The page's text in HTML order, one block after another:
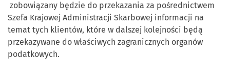
zobowiązany będzie do przekazania za pośrednictwem
Szefa Krajowej Administracji Skarbowej informacji na
temat tych klientów, które w dalszej kolejności będą
przekazywane do właściwych zagranicznych organów
podatkowych.